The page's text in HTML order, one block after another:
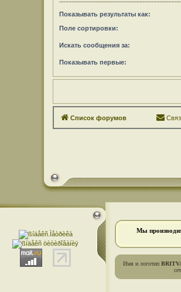
Показывать результаты как:
Поле сортировки:
Искать сообщения за:
Показывать первые:
Список форумов
Мы
Имя и логотип